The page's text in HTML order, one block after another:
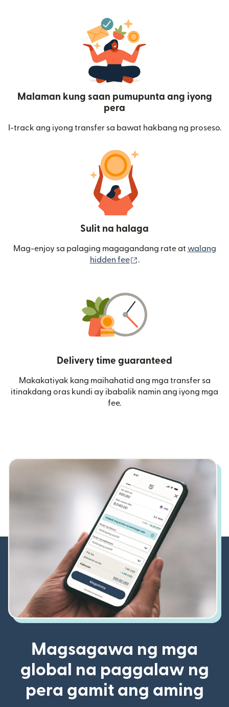
Malaman kung saan pumupunta ang iyong
pera
I-track ang iyong transfer sa bawat hakbang ng proseso.
Sulit na halaga
Mag-enjoy sa palaging magagandang rate at walang
hidden fee
.
Delivery time guaranteed
Makakatiyak kang maihahatid ang mga transfer sa
itinakdang oras kundi ay ibabalik namin ang iyong mga
fee.
Magsagawa ng mga
global na paggalaw ng
pera gamit ang aming